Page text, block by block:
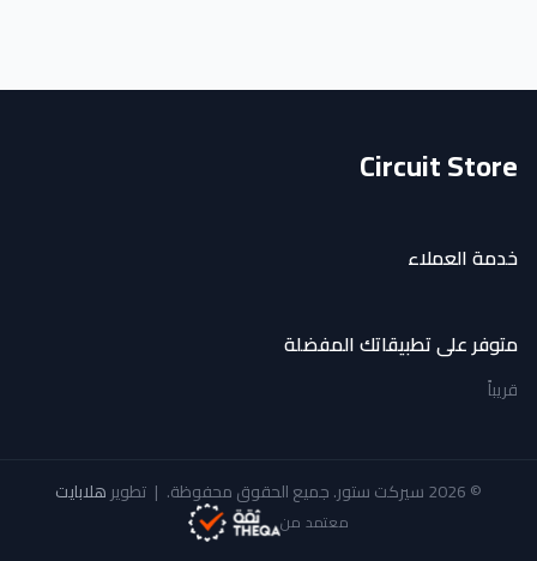
Circuit Store
خدمة العملاء
متوفر على تطبيقاتك المفضلة
قريباً
© 2026 سيركت ستور. جميع الحقوق محفوظة. | تطويرهلابايت
معتمد من